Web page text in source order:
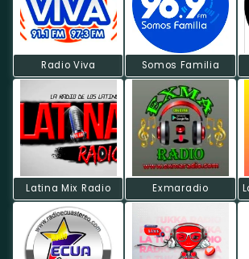
Radio Viva Somos Familia
Latina Mix Radio Exmaradio